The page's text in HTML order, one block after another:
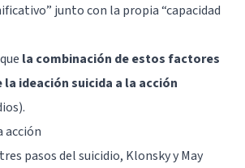
junto con la propia “capacidad
la combinación de estos factores
la ideación suicida a la acción
acción
pasos del suicidio, Klonsky y May